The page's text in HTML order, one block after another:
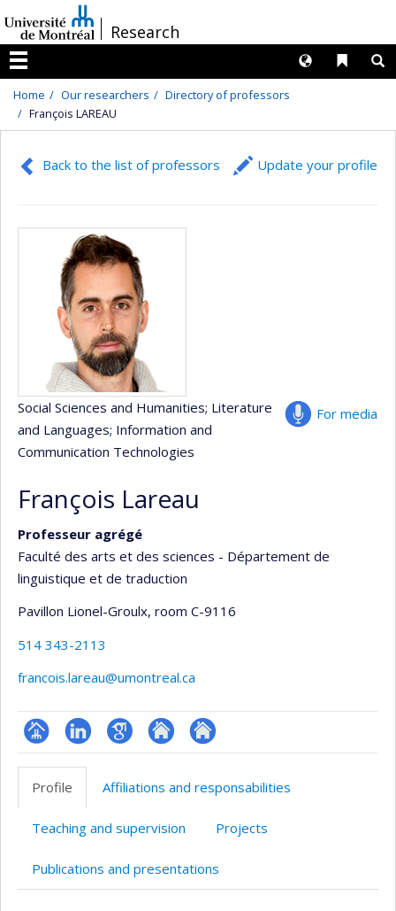
au
contenu
/Research
Menu
Liens
Langues
Home Our researchers
Directory of professors
François LAREAU
Back to the list of professors Update your profile
For media
Social Sciences and Humanities; Literature
and Languages; Information and
Communication Technologies
François Lareau
Professeur agrégé
Faculté des arts et des sciences - Département de
linguistique et de traduction
Pavillon Lionel-Groulx, room C-9116
514 343-2113
francois.lareau@umontreal.ca
Page
professionnelle
LinkedInGoogle
Scholar
Autre Autre
web
Profile Affiliations and responsabilities
Teaching and supervision Projects
Publications and presentations